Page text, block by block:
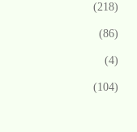
(218)
(86)
(4)
(104)